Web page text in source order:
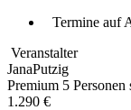
Termine auf
Veranstalter
JanaPutzig
Premium 5 Personen
1.290 €